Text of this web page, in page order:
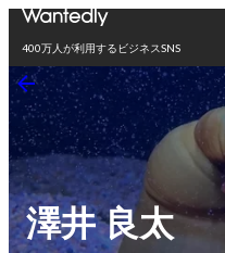
400万人が利用するビジネスSNS
澤井 良太